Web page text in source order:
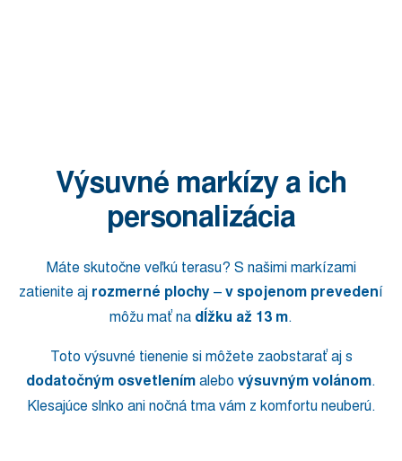
Výsuvné markízy a ich
personalizácia
Máte skutočne veľkú terasu? S našimi markízami
zatienite aj rozmerné plochy–v spojenom prevedení
môžu mať na dĺžku až 13 m.
Toto výsuvné tienenie si môžete zaobstarať aj s
dodatočným osvetlenímalebo výsuvným volánom.
Klesajúce slnko ani nočná tma vám z komfortu neuberú.